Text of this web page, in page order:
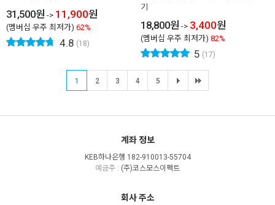
31,500원 -> 11,900원
(멤버십 우주 최저가) 62%
4.8 (18)
기
18,800원 -> 3,400원
(멤버십 우주 최저가) 82%
5 (17)
1 2 3 4 5
계좌 정보
KEB하나은행 182-910013-55704
예금주 : (주)코스모스이펙트
회사 주소